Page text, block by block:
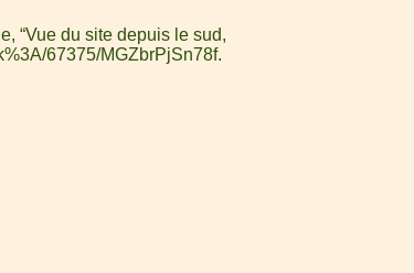
“Vue du site depuis le sud,
67375/MGZbrPjSn78f.